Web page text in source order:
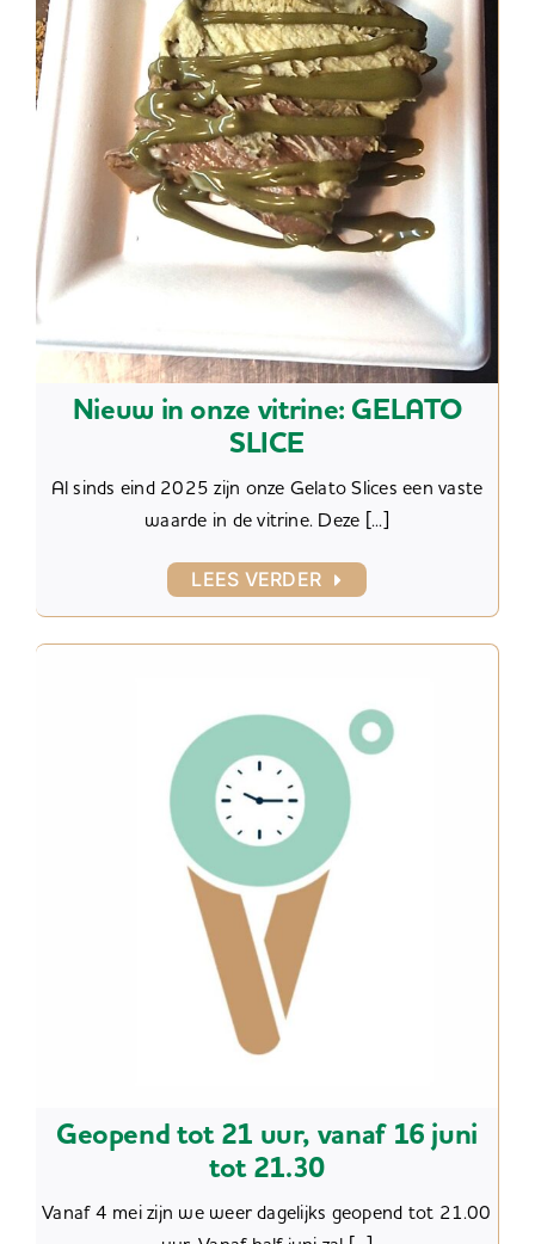
Nieuw in onze vitrine: GELATO
SLICE
Al sinds eind 2025 zijn onze Gelato Slices een vaste
waarde in de vitrine. Deze [...]
LEES VERDER
Geopend tot 21 uur, vanaf 16 juni
tot 21.30
Vanaf 4 mei zijn we weer dagelijks geopend tot 21.00